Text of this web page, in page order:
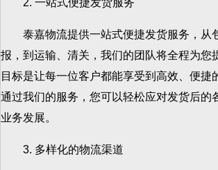
2. 一站式便捷发货服务
泰嘉物流提供一站式便捷发货服务，从
报，到运输、清关，我们的团队将全程为您
目标是让每一位客户都能享受到高效、便捷
通过我们的服务，您可以轻松应对发货后的
业务发展。
3. 多样化的物流渠道